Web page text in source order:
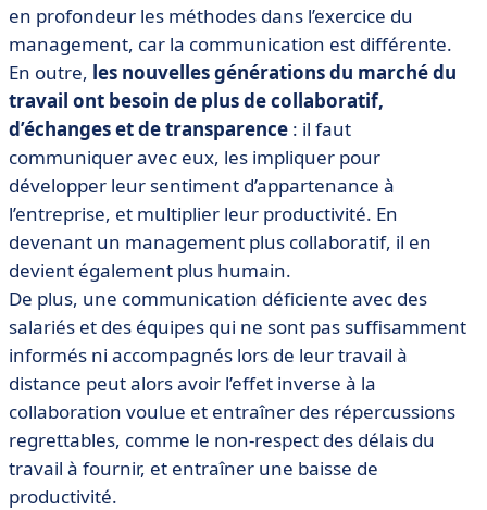
en profondeur les méthodes dans l’exercice du
management, car la communication est différente.
En outre, les nouvelles générations du marché du
travail ont besoin de plus de collaboratif,
d’échanges et de transparence : il faut
communiquer avec eux, les impliquer pour
développer leur sentiment d’appartenance à
l’entreprise, et multiplier leur productivité. En
devenant un management plus collaboratif, il en
devient également plus humain.
De plus, une communication déficiente avec des
salariés et des équipes qui ne sont pas suffisamment
informés ni accompagnés lors de leur travail à
distance peut alors avoir l’effet inverse à la
collaboration voulue et entraîner des répercussions
regrettables, comme le non-respect des délais du
travail à fournir, et entraîner une baisse de
productivité.